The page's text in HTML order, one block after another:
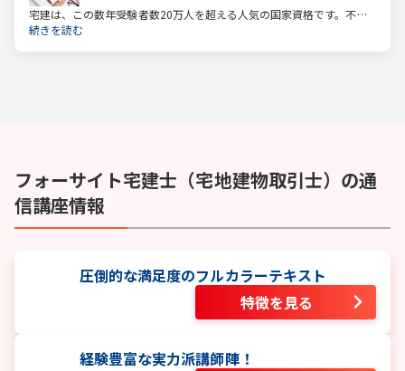
宅建は、この数年受験者数20万人を超える人気の国家資格です。不動
産業に携わる人をはじめ、他業種、学生、主婦まで、さまざまな方が
続きを読む
フォーサイト宅建士（宅地建物取引士） の通
信講座情報
圧倒的な満足度のフルカラーテキスト
特徴を見る
経験豊富な実力派講師陣！